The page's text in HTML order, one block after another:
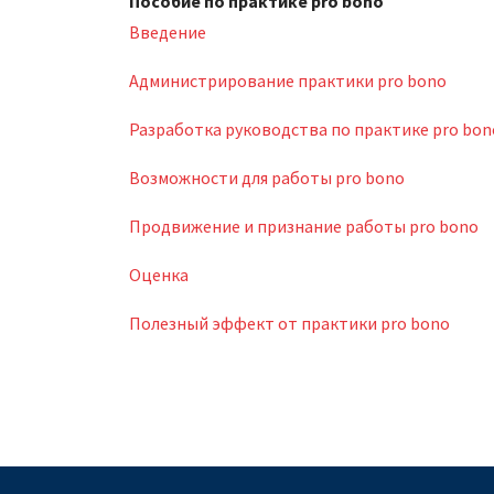
Введение
Администрирование практики pro bono
Разработка руководства по практике pro
Возможности для работы pro bono
Продвижение и признание работы pro bono
Оценка
Полезный эффект от практики pro bono